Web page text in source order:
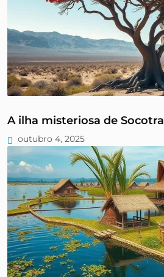
A ilha misteriosa de Socotra
outubro 4, 2025